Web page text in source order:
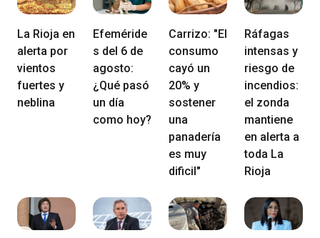
La Rioja en
alerta por
vientos
fuertes y
neblina
Efeméride
s del 6 de
agosto:
¿Qué pasó
un día
como hoy?
Carrizo: "El
consumo
cayó un
20% y
sostener
una
panadería
es muy
dificil"
Ráfagas
intensas y
riesgo de
incendios:
el zonda
mantiene
en alerta a
toda La
Rioja